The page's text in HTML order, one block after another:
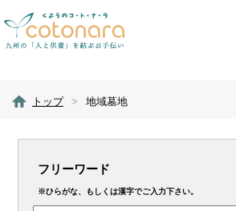
トップ > 地域墓地
フリーワード
※ひらがな、もしくは漢字でご入力下さい。